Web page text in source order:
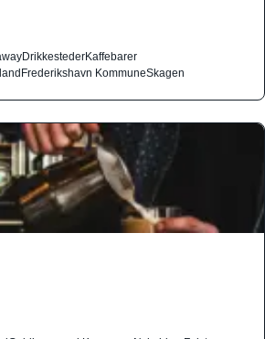
DrikkestederKaffebarer
Frederikshavn KommuneSkagen